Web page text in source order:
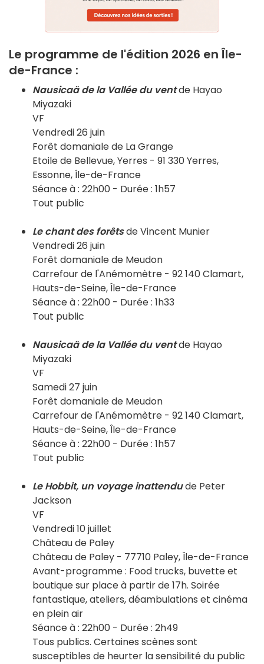
Le programme de l'édition 2026 en Île-
de-France :
Nausicaä de la Vallée du ventde Hayao
Miyazaki
VF
Vendredi 26 juin
Forêt domaniale de La Grange
Etoile de Bellevue, Yerres - 91 330 Yerres,
Essonne, Île-de-France
Séance à : 22h00 - Durée : 1h57
Tout public
Le chant des forêtsde Vincent Munier
Vendredi 26 juin
Forêt domaniale de Meudon
Carrefour de l'Anémomètre - 92 140 Clamart,
Hauts-de-Seine, Île-de-France
Séance à : 22h00 - Durée : 1h33
Tout public
Nausicaä de la Vallée du ventde Hayao
Miyazaki
VF
Samedi 27 juin
Forêt domaniale de Meudon
Carrefour de l'Anémomètre - 92 140 Clamart,
Hauts-de-Seine, Île-de-France
Séance à : 22h00 - Durée : 1h57
Tout public
Le Hobbit, un voyage inattendude Peter
Jackson
VF
Vendredi 10 juillet
Château de Paley
Château de Paley - 77710 Paley, Île-de-France
Avant-programme : Food trucks, buvette et
boutique sur place à partir de 17h. Soirée
fantastique, ateliers, déambulations et cinéma
en plein air
Séance à : 22h00 - Durée : 2h49
Tous publics. Certaines scènes sont
susceptibles de heurter la sensibilité du public